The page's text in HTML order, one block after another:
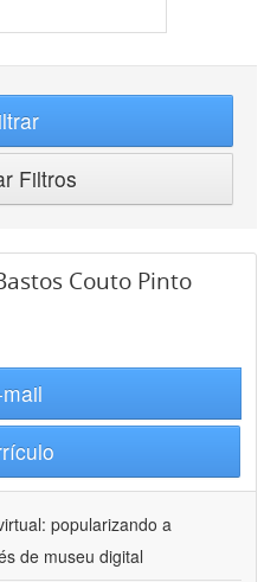
Filtros
Couto Pinto
popularizando a
de museu digital